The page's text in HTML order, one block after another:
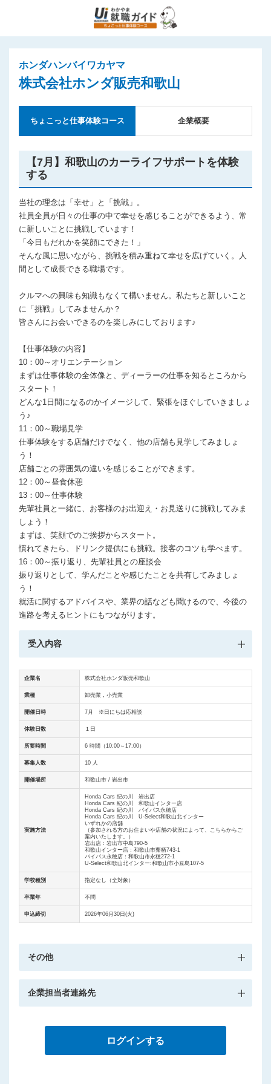
ホンダハンバイワカヤマ
株式会社ホンダ販売和歌山
ちょこっと仕事体験コース 企業概要
【7月】和歌山のカーライフサポートを体験
する
当社の理念は「幸せ」と「挑戦」。
社員全員が日々の仕事の中で幸せを感じることができるよう、常
に新しいことに挑戦しています！
「今日もだれかを笑顔にできた！」
そんな風に思いながら、挑戦を積み重ねて幸せを広げていく。人
間として成長できる職場です。
クルマへの興味も知識もなくて構いません。私たちと新しいこと
に「挑戦」してみませんか？
皆さんにお会いできるのを楽しみにしております♪
【仕事体験の内容】
10：00～オリエンテーション
まずは仕事体験の全体像と、ディーラーの仕事を知るところから
スタート！
どんな1日間になるのかイメージして、緊張をほぐしていきましょ
う♪
11：00～職場見学
仕事体験をする店舗だけでなく、他の店舗も見学してみましょ
う！
店舗ごとの雰囲気の違いを感じることができます。
12：00～昼食休憩
13：00～仕事体験
先輩社員と一緒に、お客様のお出迎え・お見送りに挑戦してみま
しょう！
まずは、笑顔でのご挨拶からスタート。
慣れてきたら、ドリンク提供にも挑戦。接客のコツも学べます。
16：00～振り返り、先輩社員との座談会
振り返りとして、学んだことや感じたことを共有してみましょ
う！
就活に関するアドバイスや、業界の話なども聞けるので、今後の
進路を考えるヒントにもつながります。
受入内容
企業名 株式会社ホンダ販売和歌山
業種 卸売業，小売業
開催日時 7月 ※日にちは応相談
体験日数 １日
所要時間 6 時間（10:00～17:00）
募集人数 10 人
開催場所 和歌山市 / 岩出市
実施方法
Honda Cars 紀の川 岩出店
Honda Cars 紀の川 和歌山インター店
Honda Cars 紀の川 バイパス永穂店
Honda Cars 紀の川 U-Select和歌山北インター
いずれかの店舗
（参加される方のお住まいや店舗の状況によって、こちらからご
案内いたします。）
岩出店：岩出市中島790-5
和歌山インター店：和歌山市栗栖743-1
バイパス永穂店：和歌山市永穂272-1
U-Select和歌山北インター:和歌山市小豆島107-5
学校種別 指定なし（全対象）
卒業年 不問
申込締切 2026年06月30日(火)
その他
企業担当者連絡先
ログインする